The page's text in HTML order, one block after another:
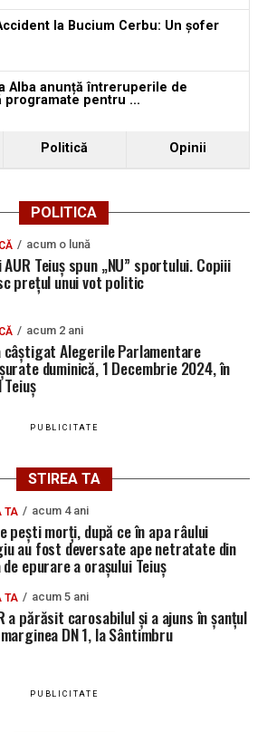
la Bucium Cerbu: Un șofer
Alba anunță întreruperile de
pentru ...
Politică Opinii
POLITICA
acum o lună
AUR Teiuș spun „NU” sportului. Copiii
prețul unui vot politic
acum 2 ani
câștigat Alegerile Parlamentare
duminică, 1 Decembrie 2024, în
PUBLICITATE
STIREA TA
TA acum 4 ani
pești morți, după ce în apa râului
au fost deversate ape netratate din
epurare a orașului Teiuș
TA acum 5 ani
a părăsit carosabilul și a ajuns în șanțul
DN 1, la Sântimbru
PUBLICITATE